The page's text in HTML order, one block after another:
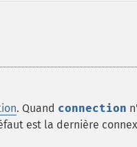
. Quand connection
est la dernière